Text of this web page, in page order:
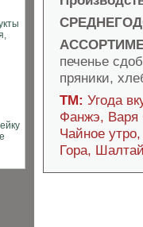
печенье
пряники,
ТМ: Угода
Фанжэ, Варя
Чайное
Гора,